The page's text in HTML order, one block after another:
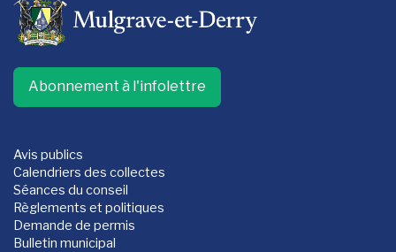
Abonnement à l'infolettre
Avis publics
Calendriers des collectes
Séances du conseil
Règlements et politiques
Demande de permis
Bulletin municipal